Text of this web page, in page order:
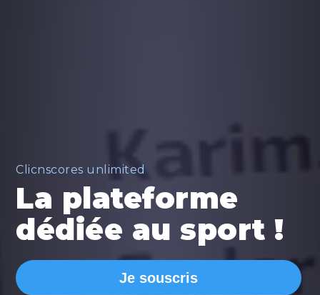
Clicnscores unlimited
La plateforme
dédiée au sport !
Je souscris